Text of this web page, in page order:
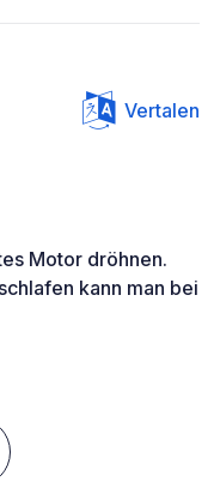
Vertalen
Motor dröhnen.
kann man bei